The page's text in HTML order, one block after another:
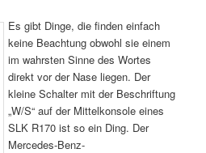
Es gibt Dinge, die finden einfach
keine Beachtung obwohl sie einem
im wahrsten Sinne des Wortes
direkt vor der Nase liegen. Der
kleine Schalter mit der Beschriftung
„W/S“ auf der Mittelkonsole eines
SLK R170 ist so ein Ding. Der
Mercedes-Benz-